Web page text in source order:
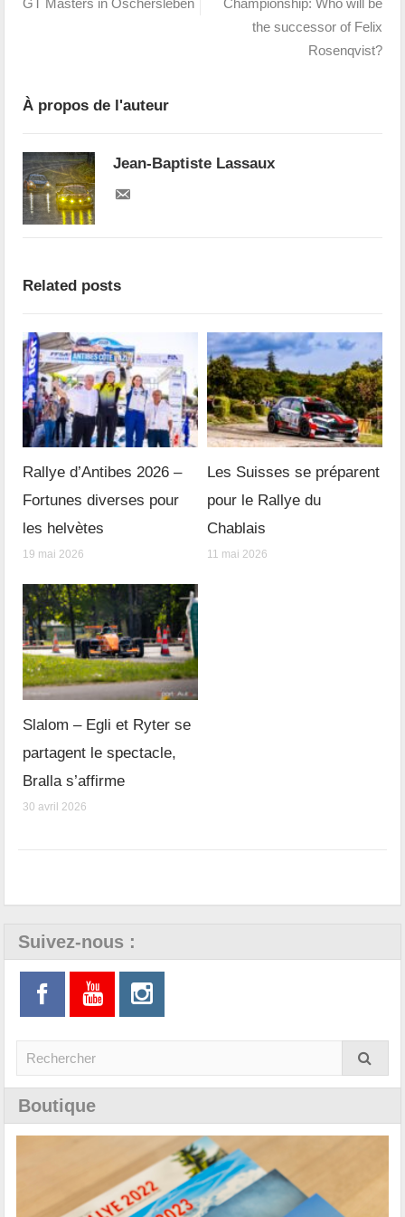
the successor of Felix
Rosenqvist?
À propos de l'auteur
Jean-Baptiste Lassaux
Related posts
Rallye d’Antibes 2026 –
Fortunes diverses pour
les helvètes
19 mai 2026
Les Suisses se préparent
pour le Rallye du
Chablais
11 mai 2026
Slalom – Egli et Ryter se
partagent le spectacle,
Bralla s’affirme
30 avril 2026
Suivez-nous :
Boutique